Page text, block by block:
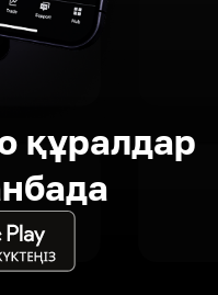
құралдар